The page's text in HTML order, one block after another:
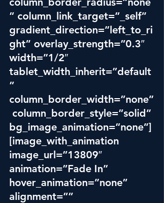
” column_link_target=”_self”
gradient_direction=”left_to_ri
ght” overlay_strength=”0.3″
width=”1/2″
tablet_width_inherit=”default
”
column_border_width=”none”
column_border_style=”solid”
bg_image_animation=”none”]
[image_with_animation
image_url=”13809″
animation=”Fade In”
hover_animation=”none”
alignment=””